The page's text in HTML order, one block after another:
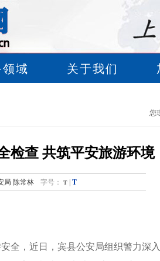
领域 关于我们
您
检查 共筑平安旅游环境
局 陈常林 字号： T T
全，近日，宾县公安局组织警力深